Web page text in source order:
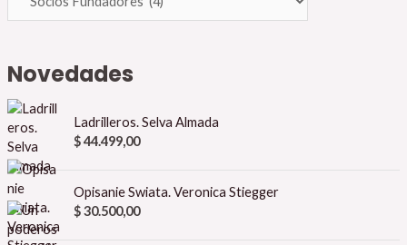
Novedades
Ladrilleros. Selva Almada
$44.499,00
Opisanie Swiata. Veronica Stiegger
$30.500,00